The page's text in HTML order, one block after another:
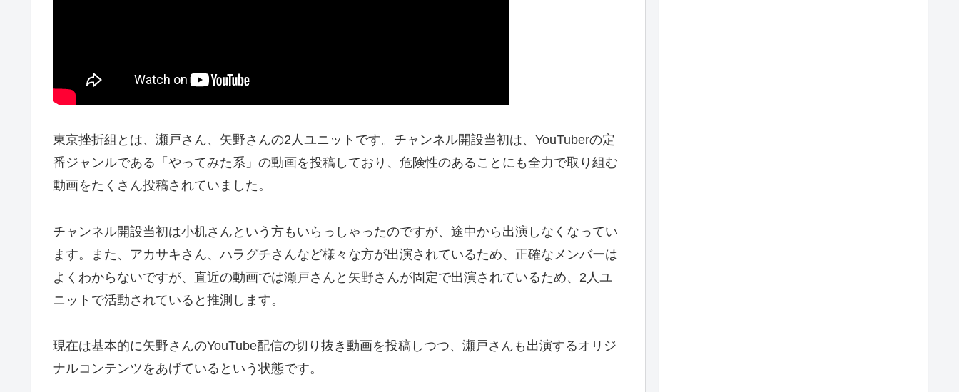
東京挫折組とは、瀬戸さん、矢野さんの2人ユニットです。チャンネル開設当初は、YouTuberの定
番ジャンルである「やってみた系」の動画を投稿しており、危険性のあることにも全力で取り組む
動画をたくさん投稿されていました。
チャンネル開設当初は小机さんという方もいらっしゃったのですが、途中から出演しなくなってい
ます。また、アカサキさん、ハラグチさんなど様々な方が出演されているため、正確なメンバーは
よくわからないですが、直近の動画では瀬戸さんと矢野さんが固定で出演されているため、2人ユ
ニットで活動されていると推測します。
現在は基本的に矢野さんのYouTube配信の切り抜き動画を投稿しつつ、瀬戸さんも出演するオリジ
ナルコンテンツをあげているという状態です。